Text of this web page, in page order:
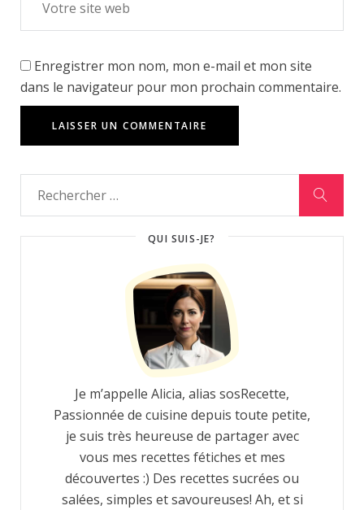
Enregistrer mon nom, mon e-mail et mon site
dans le navigateur pour mon prochain commentaire.
QUI SUIS-JE?
Je m’appelle Alicia, alias sosRecette,
Passionnée de cuisine depuis toute petite,
je suis très heureuse de partager avec
vous mes recettes fétiches et mes
découvertes :) Des recettes sucrées ou
salées, simples et savoureuses! Ah, et si